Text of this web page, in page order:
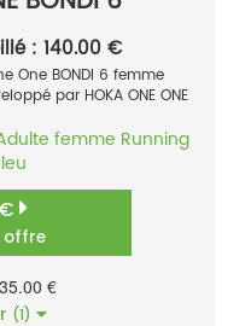
: 140.00 €
One BONDI 6 femme
par HOKA ONE ONE
femme Running
offre
€
(1)